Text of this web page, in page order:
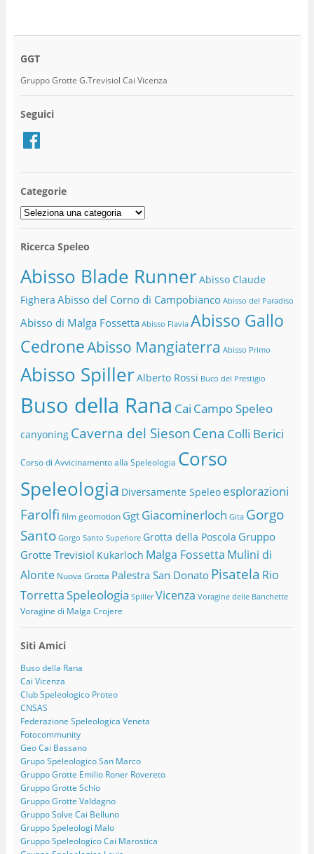
GGT
Gruppo Grotte G.Trevisiol Cai Vicenza
Seguici
Facebook
Categorie
Categorie
Ricerca Speleo
Abisso Blade RunnerAbisso Claude
Fighera Abisso del Corno di Campobianco Abisso del Paradiso
Abisso di Malga Fossetta Abisso Flavia Abisso Gallo
CedroneAbisso Mangiaterra Abisso Primo
Abisso SpillerAlberto Rossi Buco del Prestigio
Buso della Rana Cai Campo Speleo
canyoning Caverna del Sieson Cena Colli Berici
Corso di Avvicinamento alla Speleologia Corso
Speleologia Diversamente Speleo esplorazioni
Farolfi film geomotion Ggt Giacominerloch Gita Gorgo
Santo Gorgo Santo Superiore Grotta della Poscola Gruppo
Grotte Trevisiol Kukarloch Malga Fossetta Mulini di
Alonte Nuova Grotta Palestra San Donato Pisatela Rio
TorrettaSpeleologia Spiller Vicenza Voragine delle Banchette
Voragine di Malga Crojere
Siti Amici
Buso della Rana
Cai Vicenza
Club Speleologico Proteo
CNSAS
Federazione Speleologica Veneta
Fotocommunity
Geo Cai Bassano
Grupo Speleologico San Marco
Gruppo Grotte Emilio Roner Rovereto
Gruppo Grotte Schio
Gruppo Grotte Valdagno
Gruppo Solve Cai Belluno
Gruppo Speleologi Malo
Gruppo Speleologico Cai Marostica